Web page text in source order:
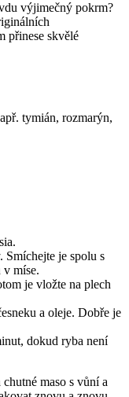
výjimečný pokrm?
přinese skvělé
tymián, rozmarýn,
Smíchejte je spolu s
míse.
je vložte na plech
a oleje. Dobře je
dokud ryba není
maso s vůní a